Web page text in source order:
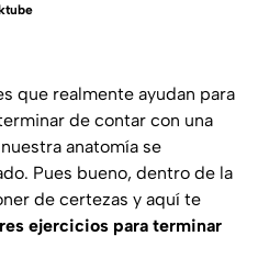
que realmente ayudan para
de contar con una
anatomía se
Pues bueno, dentro de la
de certezas y aquí te
ejercicios para terminar